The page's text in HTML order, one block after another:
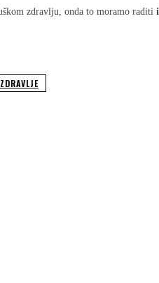
zdravlju, onda to moramo raditi
ZDRAVLJE